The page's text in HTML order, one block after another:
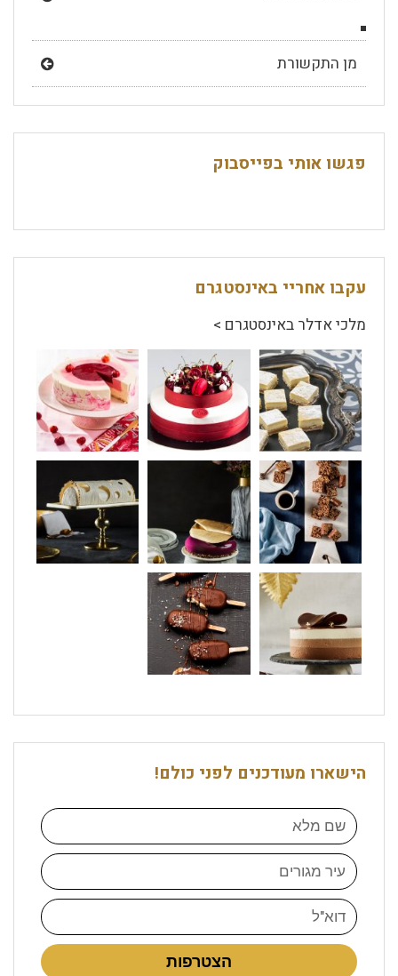
מן התקשורת
פגשו אותי בפייסבוק
עקבו אחריי באינסטגרם
מלכי אדלר באינסטגרם >
הישארו מעודכנים לפני כולם!
הצטרפות